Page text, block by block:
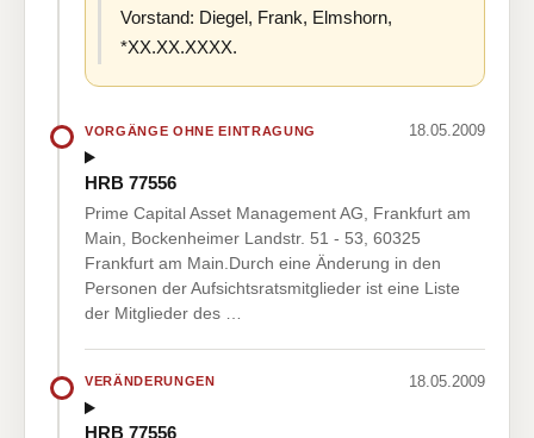
Vorstand: Diegel, Frank, Elmshorn,
*XX.XX.XXXX.
VORGÄNGE OHNE EINTRAGUNG 18.05.2009
HRB 77556
Prime Capital Asset Management AG, Frankfurt am
Main, Bockenheimer Landstr. 51 - 53, 60325
Frankfurt am Main.Durch eine Änderung in den
Personen der Aufsichtsratsmitglieder ist eine Liste
der Mitglieder des …
VERÄNDERUNGEN 18.05.2009
HRB 77556